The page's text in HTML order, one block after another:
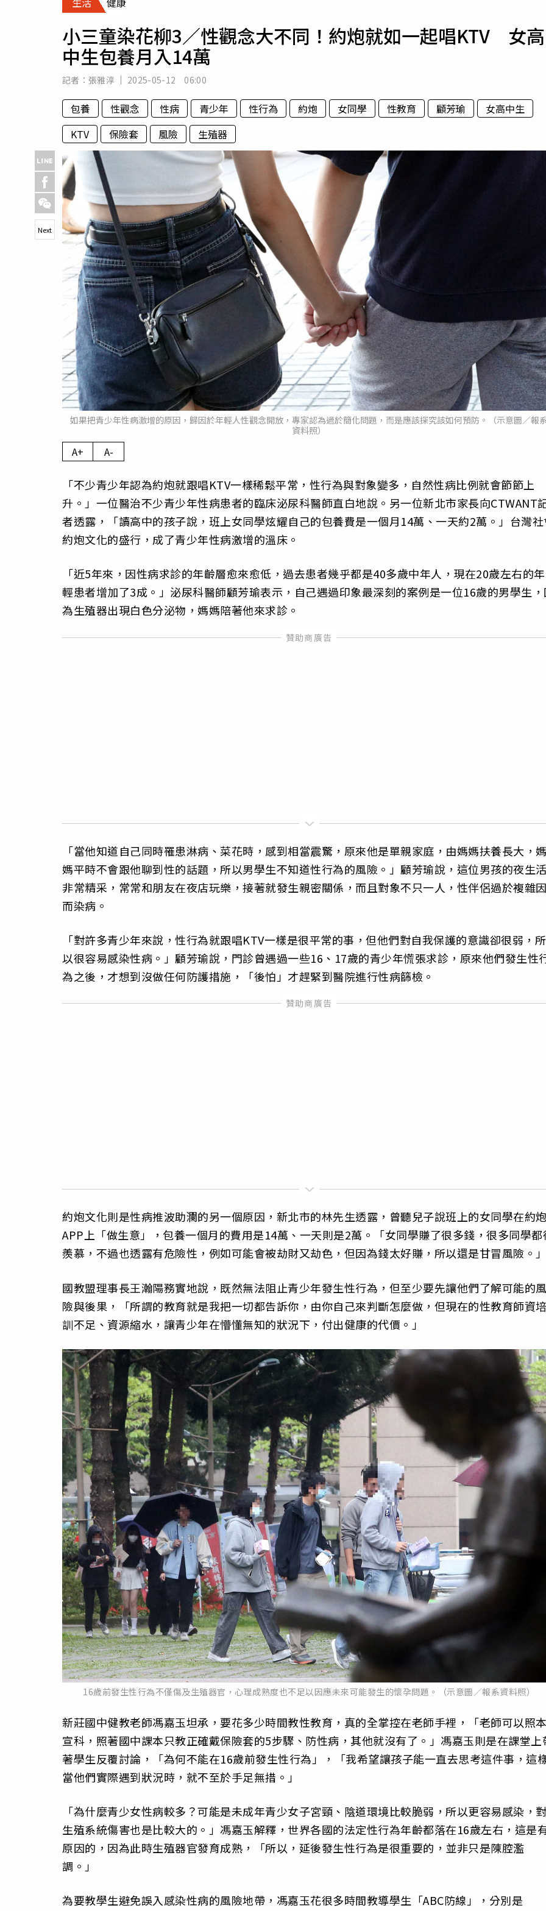
專欄
房產新勢力
運勢
小三童染花柳3／性觀念大不同！約炮就如一起唱KTV 女高
中生包養月入14萬
記者： 張雅淳 2025-05-12 06:00
包養 性觀念 性病 青少年 性行為 約炮 女同學 性教育 顧芳瑜
女高中生
KTV
保險套 風險 生殖器
如果把青少年性病激增的原因，歸因於年輕人性觀念開放，專家認為過於簡化問題，而是應該探究該如何預防。（示意圖／報
資料照）
Next
A+ A-
「不少青少年認為約炮就跟唱KTV一樣稀鬆平常，性行為與對象變多，自然性病比例就會節節上
升。」一位醫治不少青少年性病患者的臨床泌尿科醫師直白地說。另一位新北市家長向CTWANT
者透露，「讀高中的孩子說，班上女同學炫耀自己的包養費是一個月14萬、一天約2萬。」台灣
約炮文化的盛行，成了青少年性病激增的溫床。
「近5年來，因性病求診的年齡層愈來愈低，過去患者幾乎都是40多歲中年人，現在20歲左右的年
輕患者增加了3成。」泌尿科醫師顧芳瑜表示，自己遇過印象最深刻的案例是一位16歲的男學生
為生殖器出現白色分泌物，媽媽陪著他來求診。
「當他知道自己同時罹患淋病、菜花時，感到相當震驚，原來他是單親家庭，由媽媽扶養長大，
媽平時不會跟他聊到性的話題，所以男學生不知道性行為的風險。」顧芳瑜說，這位男孩的夜生
非常精采，常常和朋友在夜店玩樂，接著就發生親密關係，而且對象不只一人，性伴侶過於複雜
而染病。
「對許多青少年來說，性行為就跟唱KTV一樣是很平常的事，但他們對自我保護的意識卻很弱，所
以很容易感染性病。」顧芳瑜說，門診曾遇過一些16、17歲的青少年慌張求診，原來他們發生性
為之後，才想到沒做任何防護措施，「後怕」才趕緊到醫院進行性病篩檢。
約炮文化則是性病推波助瀾的另一個原因，新北市的林先生透露，曾聽兒子說班上的女同學在約
APP上「做生意」，包養一個月的費用是14萬、一天則是2萬。「女同學賺了很多錢，很多同學都
羨慕，不過也透露有危險性，例如可能會被劫財又劫色，但因為錢太好賺，所以還是甘冒風險。
國教盟理事長王瀚陽務實地說，既然無法阻止青少年發生性行為，但至少要先讓他們了解可能的
險與後果，「所謂的教育就是我把一切都告訴你，由你自己來判斷怎麼做，但現在的性教育師資
訓不足、資源縮水，讓青少年在懵懂無知的狀況下，付出健康的代價。」
16歲前發生性行為不僅傷及生殖器官，心理成熟度也不足以因應未來可能發生的懷孕問題。（示意圖／報系資料照）
新莊國中健教老師馮嘉玉坦承，要花多少時間教性教育，真的全掌控在老師手裡，「老師可以照
宣科，照著國中課本只教正確戴保險套的5步驟、防性病，其他就沒有了。」馮嘉玉則是在課堂上
著學生反覆討論，「為何不能在16歲前發生性行為」，「我希望讓孩子能一直去思考這件事，這
當他們實際遇到狀況時，就不至於手足無措。」
「為什麼青少女性病較多？可能是未成年青少女子宮頸、陰道環境比較脆弱，所以更容易感染，
生殖系統傷害也是比較大的。」馮嘉玉解釋，世界各國的法定性行為年齡都落在16歲左右，這是
原因的，因為此時生殖器官發育成熟，「所以，延後發生性行為是很重要的，並非只是陳腔濫
調。」
為要教學生避免誤入感染性病的風險地帶，馮嘉玉花很多時間教導學生「ABC防線」，分別是